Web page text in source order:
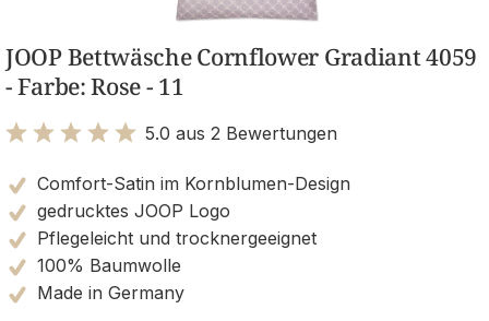
JOOP Bettwäsche Cornflower Gradiant 4059
- Farbe: Rose - 11
5.0 aus 2 Bewertungen
Comfort-Satin im Kornblumen-Design
gedrucktes JOOP Logo
Pflegeleicht und trocknergeeignet
100% Baumwolle
Made in Germany